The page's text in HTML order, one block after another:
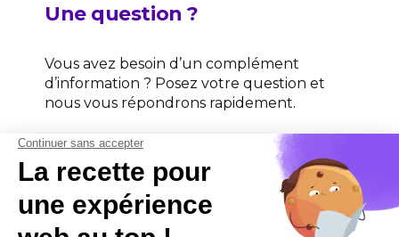
Une question ?
Vous avez besoin d’un complément
d’information ? Posez votre question et
nous vous répondrons rapidement.
Contactez-nous